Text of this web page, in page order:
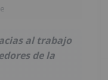
al trabajo
de la